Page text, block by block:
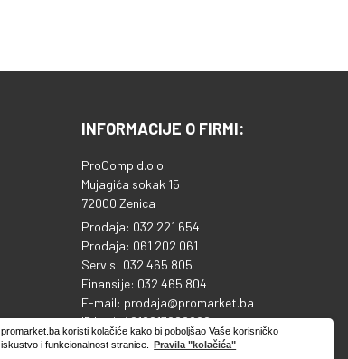
promarket.ba koristi kolačiće kako bi poboljšao Vaše korisničko
iskustvo i funkcionalnost stranice.
Pravila "kolačića"
INFORMACIJE O FIRMI:
ProComp d.o.o.
Mujagića sokak 15
72000 Zenica
Prodaja: 032 221 654
Prodaja: 061 202 061
Servis: 032 465 805
Finansije: 032 465 804
E-mail: prodaja@promarket.ba
ID broj: 4218813920000
Sparkasse banka: 1995130039753810